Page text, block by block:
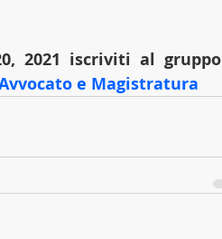
2021 iscriviti al gruppo
e Magistratura